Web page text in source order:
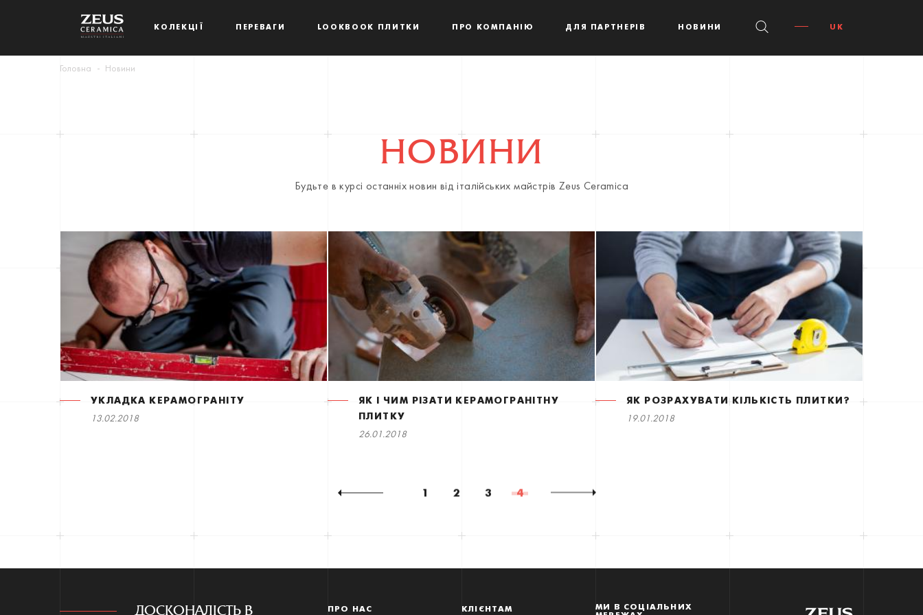
Головна Новини
UK
КОЛЕКЦІЇ ПЕРЕВАГИ LOOKBOOK ПЛИТКИ ПРО КОМПАНІЮ ДЛЯ ПАРТНЕРІВ НОВИНИ
НОВИНИ
Будьте в курсі останніх новин від італійських майстрів Zeus Ceramica
УКЛАДКА КЕРАМОГРАНІТУ
13.02.2018
ЯК І ЧИМ РІЗАТИ КЕРАМОГРАНІТНУ
ПЛИТКУ
26.01.2018
ЯК РОЗРАХУВАТИ КІЛЬКІСТЬ ПЛИТКИ?
19.01.2018
1 2 3 4
ДОСКОНАЛІСТЬ В ПРО НАС КЛІЄНТАМ
МИ В СОЦІАЛЬНИХ